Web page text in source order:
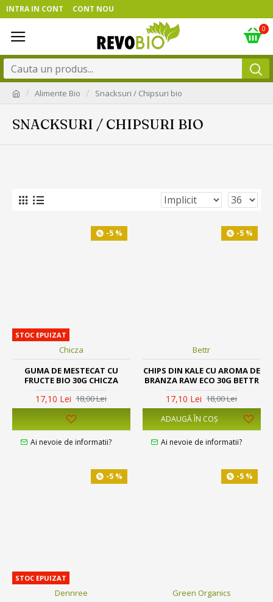
INTRA IN CONT CONT NOU
0
Alimente Bio Snacksuri / Chipsuri bio
SNACKSURI / CHIPSURI BIO
-5 %
STOC EPUIZAT
Chicza
GUMA DE MESTECAT CU
FRUCTE BIO 30G CHICZA
17,10 Lei 18,00 Lei
Ai nevoie de informatii?
-5 %
Bettr
CHIPS DIN KALE CU AROMA DE
BRANZA RAW ECO 30G BETTR
17,10 Lei 18,00 Lei
ADAUGĂ ÎN COŞ
Ai nevoie de informatii?
-5 %
STOC EPUIZAT
Dennree
-5 %
Green Organics